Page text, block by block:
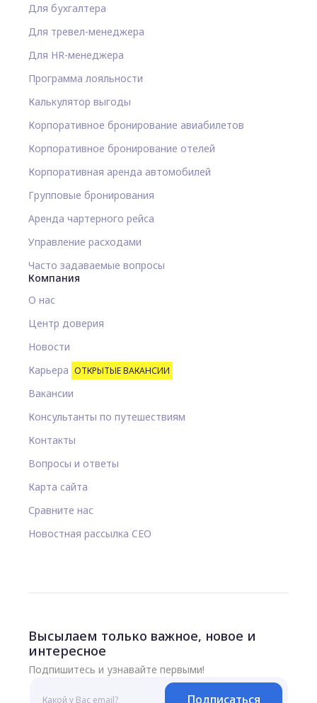
Для бухгалтера
Для тревел-менеджера
Для HR-менеджера
Программа лояльности
Калькулятор выгоды
Корпоративное бронирование авиабилетов
Корпоративное бронирование отелей
Корпоративная аренда автомобилей
Групповые бронирования
Аренда чартерного рейса
Управление расходами
Часто задаваемые вопросы
Компания
О нас
Центр доверия
Новости
Карьера ОТКРЫТЫЕ ВАКАНСИИ
Вакансии
Консультанты по путешествиям
Контакты
Вопросы и ответы
Карта сайта
Сравните нас
Новостная рассылка CEO
Высылаем только важное, новое и
интересное
Подпишитесь и узнавайте первыми!
Подписаться